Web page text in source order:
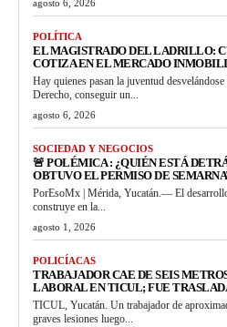
agosto 6, 2026
POLÍTICA
EL MAGISTRADO DEL LADRILLO:
COTIZA EN EL MERCADO
Hay quienes pasan la juventud
Derecho, conseguir un...
agosto 6, 2026
SOCIEDAD Y NEGOCIOS
🚨 POLÉMICA : ¿QUIÉN ESTÁ
OBTUVO EL PERMISO DE
PorEsoMx | Mérida, Yucatán.— El
construye en la...
agosto 1, 2026
POLICÍACAS
TRABAJADOR CAE DE SEIS
LABORAL EN TICUL; FUE
TICUL, Yucatán. Un trabajador de
graves lesiones luego...